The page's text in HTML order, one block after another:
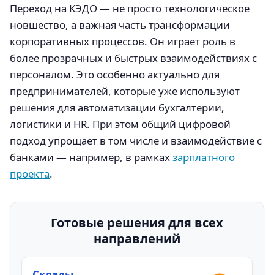
Переход на КЭДО — не просто технологическое
новшество, а важная часть трансформации
корпоративных процессов. Он играет роль в
более прозрачных и быстрых взаимодействиях с
персоналом. Это особенно актуально для
предпринимателей, которые уже используют
решения для автоматизации бухгалтерии,
логистики и HR. При этом общий цифровой
подход упрощает в том числе и взаимодействие с
банками — например, в рамкахзарплатного
проекта.
Готовые решения для всех
направлений